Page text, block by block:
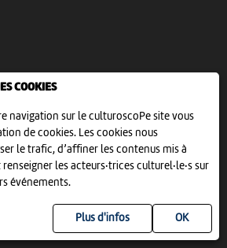
COOKIES
navigation sur le culturoscoPe site vous
de cookies. Les cookies nous
le trafic, d’affiner les contenus mis à
les acteurs·trices culturel·le·s sur
événements.
Plus d'infos